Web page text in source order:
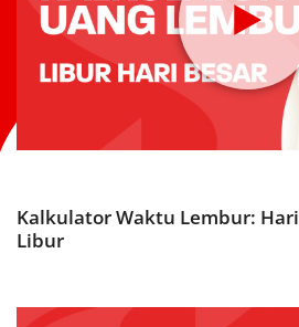
Kalkulator Waktu Lembur: Hari
Libur